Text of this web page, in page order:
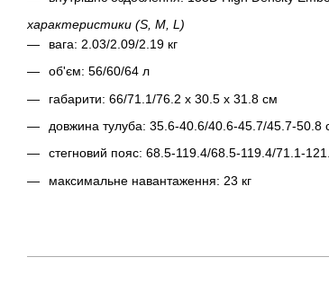
характеристики (S, M, L)
вага: 2.03/2.09/2.19 кг
об'єм: 56/60/64 л
габарити: 66/71.1/76.2 х 30.5 x 31.8 см
довжина тулуба: 35.6-40.6/40.6-45.7/45.7-50.8
стегновий пояс: 68.5-119.4/68.5-119.4/71.1-
максимальне навантаження: 23 кг